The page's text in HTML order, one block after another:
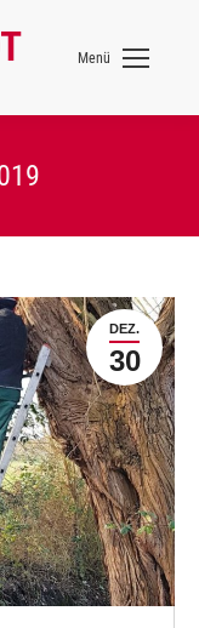
Menü
DEZ.
30